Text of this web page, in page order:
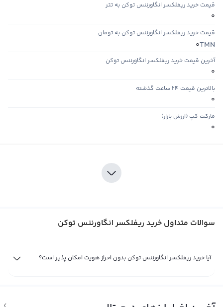
قیمت خرید ریفلکسر انگاورننس توکن به تتر
0
قیمت خرید ریفلکسر انگاورننس توکن به تومان
TMN
0
آخرین قیمت خرید ریفلکسر انگاورننس توکن
0
بالاترین قیمت ۲۴ ساعت گذشته
0
مارکت کپ (ارزش بازار)
0
سوالات متداول خرید ریفلکسر انگاورننس توکن
آیا خرید ریفلکسر انگاورننس توکن بدون احراز هویت امکان پذیر است؟